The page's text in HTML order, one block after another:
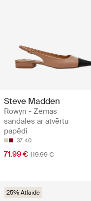
Steve Madden
Rowyn - Zemas
sandales ar atvērtu
papēdi
37 40
71.99 € 119.99 €
25% Atlaide